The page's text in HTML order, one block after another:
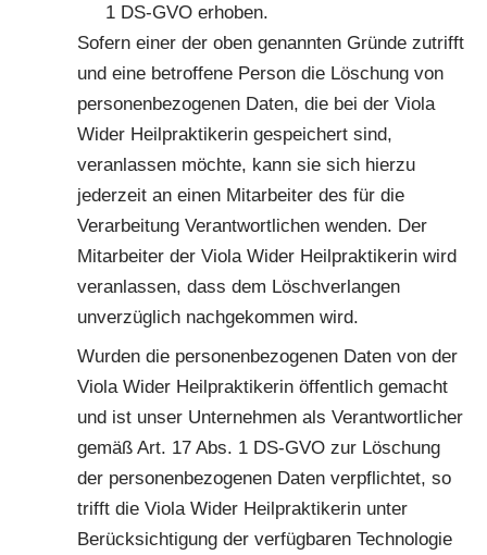
1 DS-GVO erhoben.
Sofern einer der oben genannten Gründe zutrifft
und eine betroffene Person die Löschung von
personenbezogenen Daten, die bei der Viola
Wider Heilpraktikerin gespeichert sind,
veranlassen möchte, kann sie sich hierzu
jederzeit an einen Mitarbeiter des für die
Verarbeitung Verantwortlichen wenden. Der
Mitarbeiter der Viola Wider Heilpraktikerin wird
veranlassen, dass dem Löschverlangen
unverzüglich nachgekommen wird.
Wurden die personenbezogenen Daten von der
Viola Wider Heilpraktikerin öffentlich gemacht
und ist unser Unternehmen als Verantwortlicher
gemäß Art. 17 Abs. 1 DS-GVO zur Löschung
der personenbezogenen Daten verpflichtet, so
trifft die Viola Wider Heilpraktikerin unter
Berücksichtigung der verfügbaren Technologie